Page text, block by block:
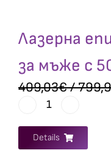
Лазерна
за мъже с
409,03€/
Details